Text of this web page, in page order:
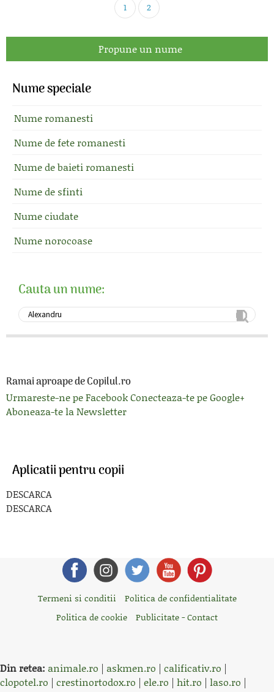
1 2
Propune un nume
Nume speciale
Nume romanesti
Nume de fete romanesti
Nume de baieti romanesti
Nume de sfinti
Nume ciudate
Nume norocoase
Cauta un nume:
Ramai aproape de Copilul.ro
Urmareste-ne pe FacebookConecteaza-te pe Google+
Aboneaza-te la Newsletter
Aplicatii pentru copii
DESCARCA
DESCARCA
Termeni si conditii
Politica de confidentialitate
Politica de cookie
Publicitate - Contact
Din retea: animale.ro | askmen.ro | calificativ.ro |
clopotel.ro | crestinortodox.ro | ele.ro | hit.ro | laso.ro |